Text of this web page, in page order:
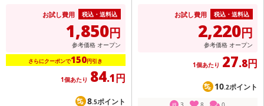
お試し費用 税込・送料込
1,850円
参考価格 オープン
さらにクーポンで150円引き
1個あたり 84.1円
8.5ポイント
お試し費用 税込・送料込
2,220円
参考価格 オープン
1個あたり 27.8円
10.2ポイント
残